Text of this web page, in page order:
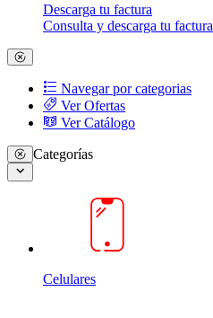
Descarga tu factura
Consulta y descarga tu factura
Navegar por categorias
Ver Ofertas
Ver Catálogo
Categorías
Celulares